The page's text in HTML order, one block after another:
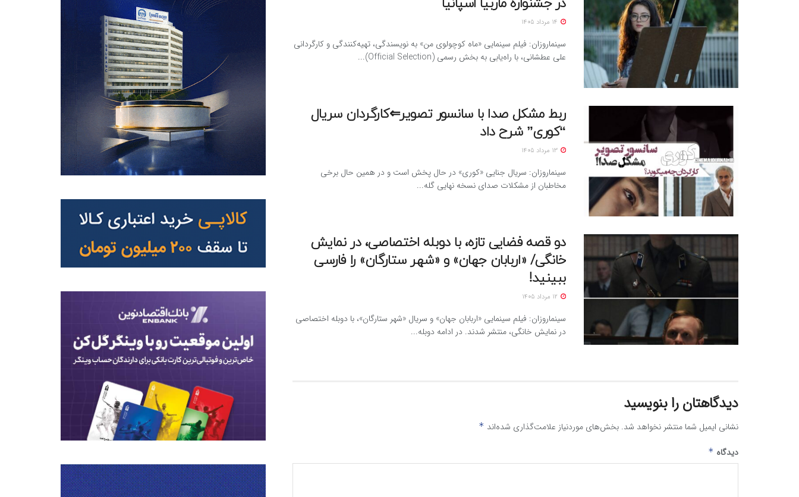
در جشنواره ماربیا اسپانیا
سینماروزان: فیلم سینمایی «ماه کوچولوی من» به نویسندگی، تهیه‌کنندگی و کارگردانی
علی عطشانی، با راه‌یابی به بخش رسمی (Official Selection)...
ربط مشکل صدا با سانسور تصویر⇐کارگردان سریال
“کوری” شرح داد
سینماروزان: سریال جنایی «کوری» در حال پخش است و در همین حال برخی
مخاطبان از مشکلات صدای نسخه نهایی گله...
دو قصه فضایی تازه، با دوبله اختصاصی، در نمایش
خانگی/ «اربابان جهان» و «شهر ستارگان» را فارسی
ببینید!
سینماروزان: فیلم سینمایی «اربابان جهان» و سریال «شهر ستارگان»، با دوبله اختصاصی
در نمایش خانگی، منتشر شدند. در ادامه دوبله...
دیدگاهتان را بنویسید
نشانی ایمیل شما منتشر نخواهد شد. بخش‌های موردنیاز علامت‌گذاری شده‌اند *
دیدگاه *